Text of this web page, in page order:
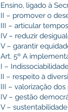
Ensino, ligado à
II – promover o
III – articular
IV – reduzir
V – garantir
Art. 5º A
I –
II – respeito à
III – valorização
IV – gestão
V –